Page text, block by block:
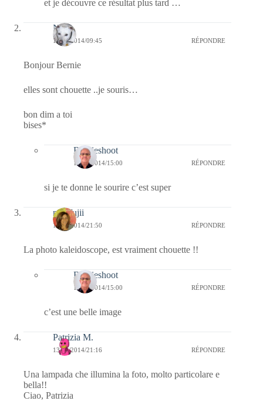
et je découvre ce résultat plus tard …
Nays
14/12/2014/09:45 RÉPONDRE
Bonjour Bernie
elles sont chouette ..je souris…
bon dim a toi
bises*
Bernieshoot
14/12/2014/15:00 RÉPONDRE
si je te donne le sourire c’est super
missfujii
13/12/2014/21:50 RÉPONDRE
La photo kaleidoscope, est vraiment chouette !!
Bernieshoot
14/12/2014/15:00 RÉPONDRE
c’est une belle image
Patrizia M.
13/12/2014/21:16 RÉPONDRE
Una lampada che illumina la foto, molto particolare e
bella!!
Ciao, Patrizia